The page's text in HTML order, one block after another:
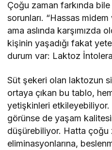
Çoğu zaman farkında
sorunları. “Hassas
ama aslında karşımızda
kişinin yaşadığı fakat
durum var: Laktoz
Süt şekeri olan laktozun
ortaya çıkan bu tablo,
yetişkinleri
görünse de yaşam
düşürebiliyor. Hatta çoğu
eliminasyonlarına,